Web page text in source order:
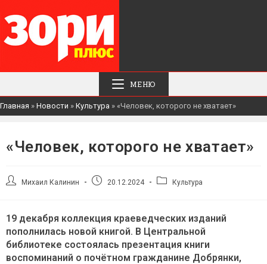
МЕНЮ
Главная » Новости » Культура » «Человек, которого не хватает»
«Человек, которого не хватает»
АвторМихаил Калинин
Запись20.12.2024
РубрикаКультура
19 декабря коллекция краеведческих изданий
пополнилась новой книгой. В Центральной
библиотеке состоялась презентация книги
воспоминаний о почётном гражданине Добрянки,